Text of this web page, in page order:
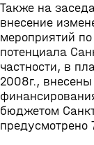
Также на
внесение
мероприятий
потенциала
частности, в
2008г.,
бюджетом
предусмотрено